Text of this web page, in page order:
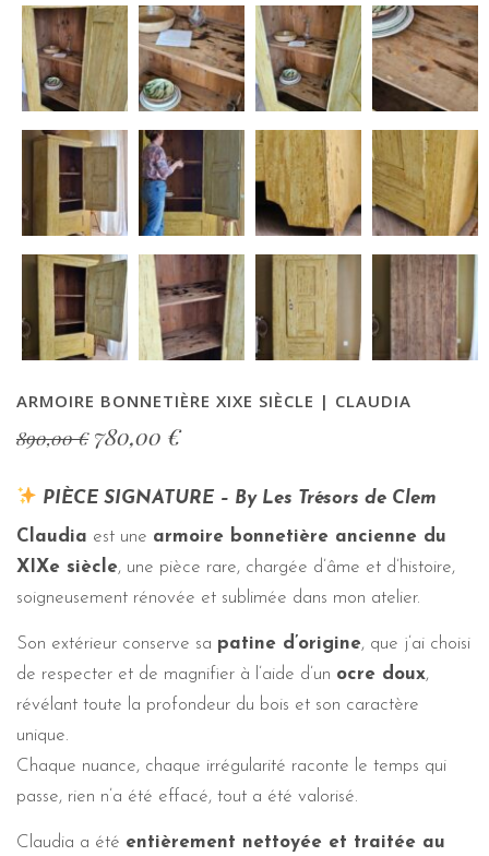
ARMOIRE BONNETIÈRE XIXE SIÈCLE | CLAUDIA
890,00€ 780,00 €
PIÈCE SIGNATURE – By Les Trésors de Clem
Claudia est une armoire bonnetière ancienne du
XIXe siècle, une pièce rare, chargée d’âme et d’histoire,
soigneusement rénovée et sublimée dans mon atelier.
Son extérieur conserve sa patine d’origine, que j’ai choisi
de respecter et de magnifier à l’aide d’un ocre doux,
révélant toute la profondeur du bois et son caractère
unique.
Chaque nuance, chaque irrégularité raconte le temps qui
passe, rien n’a été effacé, tout a été valorisé.
Claudia a été entièrement nettoyée et traitée au